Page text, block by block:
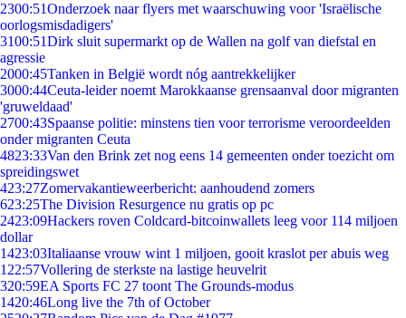
2300:51Onderzoek naar flyers met waarschuwing voor 'Israëlische
oorlogsmisdadigers'
3100:51Dirk sluit supermarkt op de Wallen na golf van diefstal en
agressie
2000:45Tanken in België wordt nóg aantrekkelijker
3000:44Ceuta-leider noemt Marokkaanse grensaanval door migranten
'gruweldaad'
2700:43Spaanse politie: minstens tien voor terrorisme veroordeelden
onder migranten Ceuta
4823:33Van den Brink zet nog eens 14 gemeenten onder toezicht om
spreidingswet
423:27Zomervakantieweerbericht: aanhoudend zomers
623:25The Division Resurgence nu gratis op pc
2423:09Hackers roven Coldcard-bitcoinwallets leeg voor 114 miljoen
dollar
1423:03Italiaanse vrouw wint 1 miljoen, gooit kraslot per abuis weg
1 22:57Vollering de sterkste na lastige heuvelrit
320:59EA Sports FC 27 toont The Grounds-modus
1420:46Long live the 7th of October